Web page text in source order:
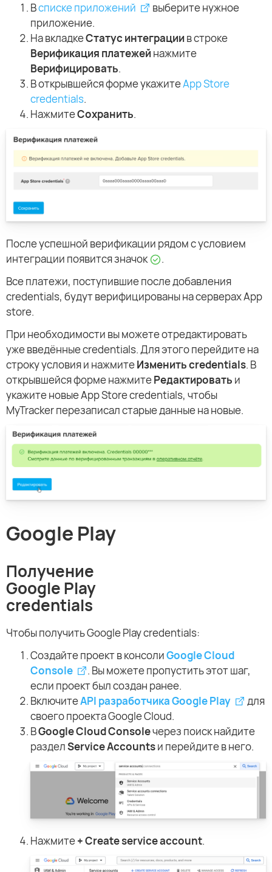
Всписке приложений
выберите нужное
приложение.
На вкладкеСтатус интеграциив строке
Верификация платежейнажмите
Верифицировать.
В открывшейся форме укажитеApp Store
credentials.
НажмитеСохранить.
После успешной верификации рядом с условием
интеграции появится значок
.
Все платежи, поступившие после добавления
credentials, будут верифицированы на серверах App
store.
При необходимости вы можете отредактировать
уже введённые credentials. Для этого перейдите на
строку условия и нажмитеИзменить credentials. В
открывшейся форме нажмитеРедактировать и
укажите новые App Store credentials, чтобы
MyTracker перезаписал старые данные на новые.
Google Play
Получение
Google Play
credentials
Чтобы получить Google Play credentials:
Создайте проект в консолиGoogle Cloud
Console
. Вы можете пропустить этот шаг,
если проект был создан ранее.
ВключитеAPI разработчика Google Play
для
своего проекта Google Cloud.
ВGoogle Cloud Consoleчерез поиск найдите
разделService Accountsи перейдите в него.
Нажмите+ Create service account.